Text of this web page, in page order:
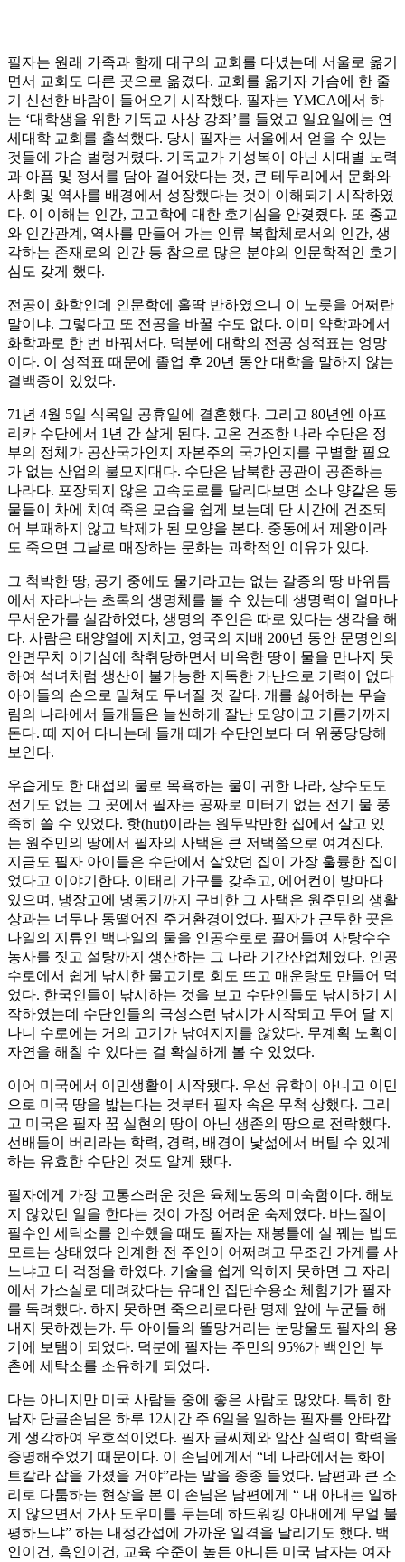
필자는 원래 가족과 함께 대구의 교회를 다녔는데 서울로 옮기
면서 교회도 다른 곳으로 옮겼다. 교회를 옮기자 가슴에 한 줄
기 신선한 바람이 들어오기 시작했다. 필자는 YMCA에서 하
는 ‘대학생을 위한 기독교 사상 강좌’를 들었고 일요일에는 연
세대학 교회를 출석했다. 당시 필자는 서울에서 얻을 수 있는
것들에 가슴 벌렁거렸다. 기독교가 기성복이 아닌 시대별 노력
과 아픔 및 정서를 담아 걸어왔다는 것, 큰 테두리에서 문화와
사회 및 역사를 배경에서 성장했다는 것이 이해되기 시작하였
다. 이 이해는 인간, 고고학에 대한 호기심을 안겾줬다. 또 종교
와 인간관계, 역사를 만들어 가는 인류 복합체로서의 인간, 생
각하는 존재로의 인간 등 참으로 많은 분야의 인문학적인 호기
심도 갖게 했다.
전공이 화학인데 인문학에 홀딱 반하였으니 이 노릇을 어쩌란
말이냐. 그렇다고 또 전공을 바꿀 수도 없다. 이미 약학과에서
화학과로 한 번 바꿔서다. 덕분에 대학의 전공 성적표는 엉망
이다. 이 성적표 때문에 졸업 후 20년 동안 대학을 말하지 않는
결백증이 있었다.
71년 4월 5일 식목일 공휴일에 결혼했다. 그리고 80년엔 아프
리카 수단에서 1년 간 살게 된다. 고온 건조한 나라 수단은 정
부의 정체가 공산국가인지 자본주의 국가인지를 구별할 필요
가 없는 산업의 불모지대다. 수단은 남북한 공관이 공존하는
나라다. 포장되지 않은 고속도로를 달리다보면 소나 양같은 동
물들이 차에 치여 죽은 모습을 쉽게 보는데 단 시간에 건조되
어 부패하지 않고 박제가 된 모양을 본다. 중동에서 제왕이라
도 죽으면 그날로 매장하는 문화는 과학적인 이유가 있다.
그 척박한 땅, 공기 중에도 물기라고는 없는 갈증의 땅 바위틈
에서 자라나는 초록의 생명체를 볼 수 있는데 생명력이 얼마나
무서운가를 실감하였다, 생명의 주인은 따로 있다는 생각을 해
다. 사람은 태양열에 지치고, 영국의 지배 200년 동안 문명인의
안면무치 이기심에 착취당하면서 비옥한 땅이 물을 만나지 못
하여 석녀처럼 생산이 불가능한 지독한 가난으로 기력이 없다
아이들의 손으로 밀쳐도 무너질 것 같다. 개를 싫어하는 무슬
림의 나라에서 들개들은 늘씬하게 잘난 모양이고 기름기까지
돈다. 떼 지어 다니는데 들개 떼가 수단인보다 더 위풍당당해
보인다.
우습게도 한 대접의 물로 목욕하는 물이 귀한 나라, 상수도도
전기도 없는 그 곳에서 필자는 공짜로 미터기 없는 전기 물 풍
족히 쓸 수 있었다. 핫(hut)이라는 원두막만한 집에서 살고 있
는 원주민의 땅에서 필자의 사택은 큰 저택쯤으로 여겨진다.
지금도 필자 아이들은 수단에서 살았던 집이 가장 훌륭한 집이
었다고 이야기한다. 이태리 가구를 갖추고, 에어컨이 방마다
있으며, 냉장고에 냉동기까지 구비한 그 사택은 원주민의 생활
상과는 너무나 동떨어진 주거환경이었다. 필자가 근무한 곳은
나일의 지류인 백나일의 물을 인공수로로 끌어들여 사탕수수
농사를 짓고 설탕까지 생산하는 그 나라 기간산업체였다. 인공
수로에서 쉽게 낚시한 물고기로 회도 뜨고 매운탕도 만들어 먹
었다. 한국인들이 낚시하는 것을 보고 수단인들도 낚시하기 시
작하였는데 수단인들의 극성스런 낚시가 시작되고 두어 달 지
나니 수로에는 거의 고기가 낚여지지를 않았다. 무계획 노획이
자연을 해칠 수 있다는 걸 확실하게 볼 수 있었다.
이어 미국에서 이민생활이 시작됐다. 우선 유학이 아니고 이민
으로 미국 땅을 밟는다는 것부터 필자 속은 무척 상했다. 그리
고 미국은 필자 꿈 실현의 땅이 아닌 생존의 땅으로 전락했다.
선배들이 버리라는 학력, 경력, 배경이 낯섦에서 버틸 수 있게
하는 유효한 수단인 것도 알게 됐다.
필자에게 가장 고통스러운 것은 육체노동의 미숙함이다. 해보
지 않았던 일을 한다는 것이 가장 어려운 숙제였다. 바느질이
필수인 세탁소를 인수했을 때도 필자는 재봉틀에 실 꿰는 법도
모르는 상태였다 인계한 전 주인이 어쩌려고 무조건 가게를 사
느냐고 더 걱정을 하였다. 기술을 쉽게 익히지 못하면 그 자리
에서 가스실로 데려갔다는 유대인 집단수용소 체험기가 필자
를 독려했다. 하지 못하면 죽으리로다란 명제 앞에 누군들 해
내지 못하겠는가. 두 아이들의 똘망거리는 눈망울도 필자의 용
기에 보탬이 되었다. 덕분에 필자는 주민의 95%가 백인인 부
촌에 세탁소를 소유하게 되었다.
다는 아니지만 미국 사람들 중에 좋은 사람도 많았다. 특히 한
남자 단골손님은 하루 12시간 주 6일을 일하는 필자를 안타깝
게 생각하여 우호적이었다. 필자 글씨체와 암산 실력이 학력을
증명해주었기 때문이다. 이 손님에게서 “네 나라에서는 화이
트칼라 잡을 가졌을 거야”라는 말을 종종 들었다. 남편과 큰 소
리로 다툼하는 현장을 본 이 손님은 남편에게 “ 내 아내는 일하
지 않으면서 가사 도우미를 두는데 하드워킹 아내에게 무얼 불
평하느냐” 하는 내정간섭에 가까운 일격을 날리기도 했다. 백
인이건, 흑인이건, 교육 수준이 높든 아니든 미국 남자는 여자